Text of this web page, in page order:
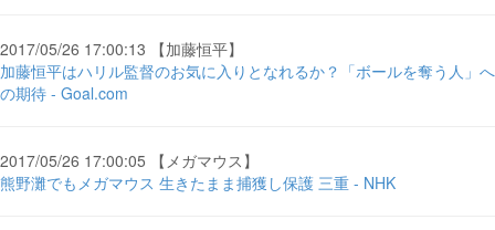
2017/05/26 17:00:13 【加藤恒平】
加藤恒平はハリル監督のお気に入りとなれるか？「ボールを奪う人」へ
の期待 - Goal.com
2017/05/26 17:00:05 【メガマウス】
熊野灘でもメガマウス 生きたまま捕獲し保護 三重 - NHK